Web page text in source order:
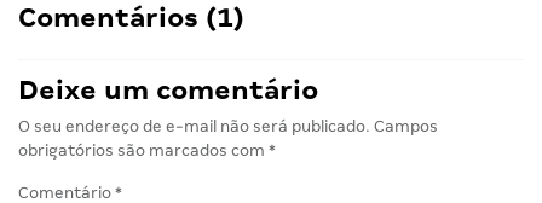
Comentários (1)
Deixe um comentário
O seu endereço de e-mail não será publicado. Campos
obrigatórios são marcados com *
Comentário *